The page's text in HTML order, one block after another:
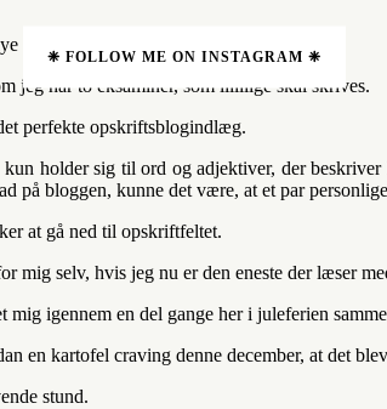
mål, opnå nye højder og opleve nye ting.
jeg har to eksaminer, som liiiiiige skal skrives.
perfekte opskriftsblogindlæg.
holder sig til ord og adjektiver, der
på bloggen, kunne det være, at et par
at gå ned til opskriftfeltet.
mig selv, hvis jeg nu er den eneste der læser
mig igennem en del gange her i juleferien
en kartofel craving denne december, at det
stund.
❈ FOLLOW ME ON INSTAGRAM ❈